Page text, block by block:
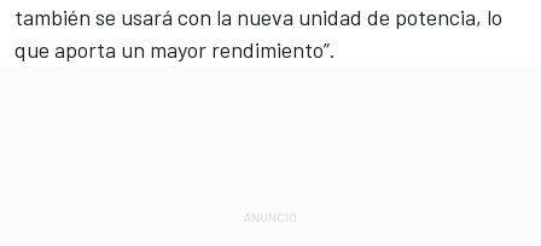
también se usará con la nueva unidad de potencia, lo
que aporta un mayor rendimiento”.